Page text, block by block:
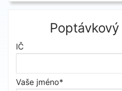
IČ
Vaše jméno*